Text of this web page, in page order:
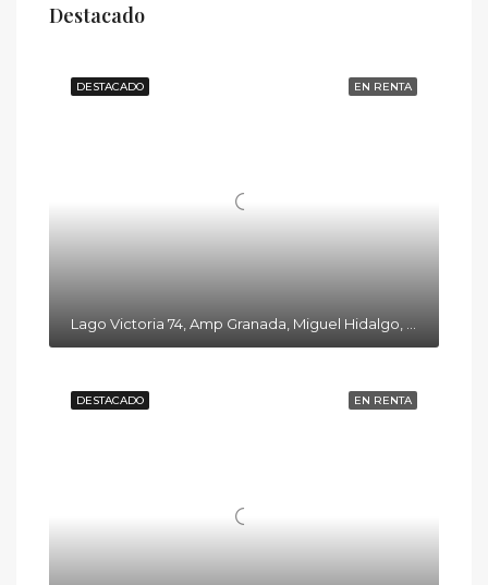
Destacado
EN RENTA
DESTACADO
EN RENTA
DESTACADO